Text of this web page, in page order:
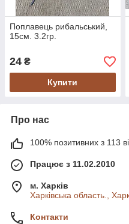
Поплавець рибальський,
15см. 3.2гр.
24 ₴
Купити
Про нас
100% позитивних з 113
Працює з 11.02.2010
м. Харків
Харківська область.,
Контакти